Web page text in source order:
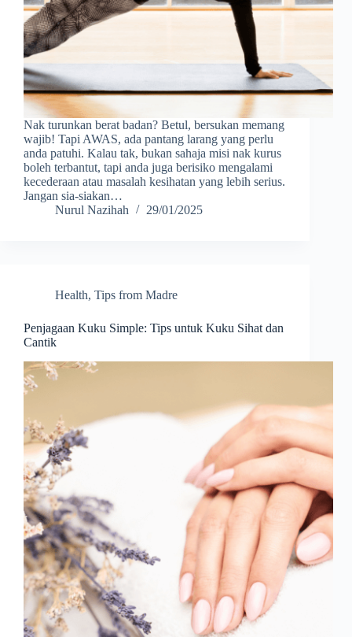
Nak turunkan berat badan? Betul, bersukan memang
wajib! Tapi AWAS, ada pantang larang yang perlu
anda patuhi. Kalau tak, bukan sahaja misi nak kurus
boleh terbantut, tapi anda juga berisiko mengalami
kecederaan atau masalah kesihatan yang lebih serius.
Jangan sia-siakan…
Nurul Nazihah
29/01/2025
Health, Tips from Madre
Penjagaan Kuku Simple: Tips untuk Kuku Sihat dan
Cantik